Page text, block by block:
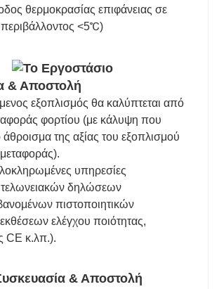
θερμοκρασίας επιφάνειας σε
<5℃)
& Αποστολή
εξοπλισμός θα καλύπτεται από
φορτίου (με κάλυψη που
άθροισμα της αξίας του εξοπλισμού
υπηρεσίες
δηλώσεων
πιστοποιητικών
ελέγχου ποιότητας,
CE κ.λπ.).